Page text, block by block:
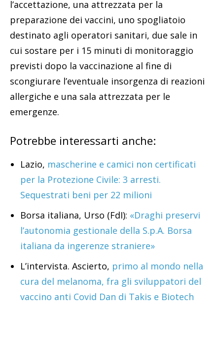
l’accettazione, una attrezzata per la
preparazione dei vaccini, uno spogliatoio
destinato agli operatori sanitari, due sale in
cui sostare per i 15 minuti di monitoraggio
previsti dopo la vaccinazione al fine di
scongiurare l’eventuale insorgenza di reazioni
allergiche e una sala attrezzata per le
emergenze.
Potrebbe interessarti anche:
Lazio, mascherine e camici non certificati
per la Protezione Civile: 3 arresti.
Sequestrati beni per 22 milioni
Borsa italiana, Urso (FdI): «Draghi preservi
l’autonomia gestionale della S.p.A. Borsa
italiana da ingerenze straniere»
L’intervista. Ascierto, primo al mondo nella
cura del melanoma, fra gli sviluppatori del
vaccino anti Covid Dan di Takis e Biotech